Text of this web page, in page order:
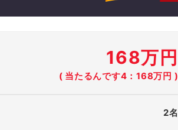
168万円
( 当たるんです4：168万円 )
2名